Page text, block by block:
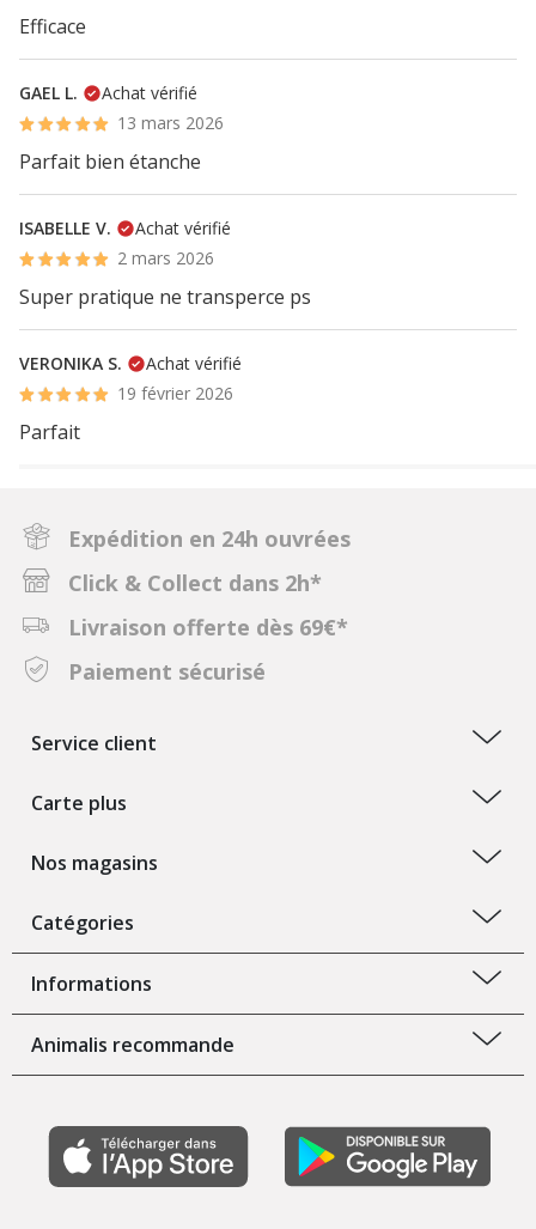
Efficace
GAEL L.
Achat vérifié
13 mars 2026
Parfait bien étanche
ISABELLE V.
Achat vérifié
2 mars 2026
Super pratique ne transperce ps
VERONIKA S.
Achat vérifié
19 février 2026
Parfait
Expédition en 24h ouvrées
Click & Collect dans 2h*
Livraison offerte dès 69€*
Paiement sécurisé
Service client
Carte plus
Nos magasins
Catégories
Informations
Animalis recommande